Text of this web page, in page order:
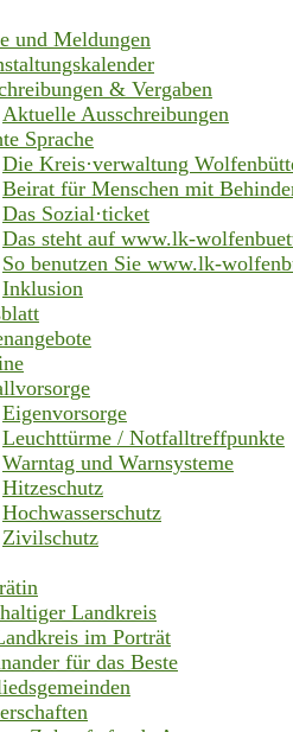
und Meldungen
& Vergaben
Aktuelle Ausschreibungen
Sprache
Die Kreis·verwaltung
Beirat für Menschen mit
Das Sozial·ticket
Das steht auf www.lk-
So benutzen Sie www.lk-
Inklusion
Eigenvorsorge
Leuchttürme / Notfalltreffpunkte
Warntag und Warnsysteme
Hitzeschutz
Hochwasserschutz
Zivilschutz
Landkreis
im Porträt
für das Beste